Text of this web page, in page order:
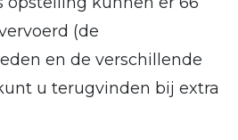
(de
en de verschillende
u terugvinden bij extra